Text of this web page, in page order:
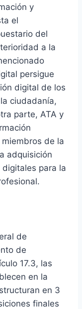
y
el
del
a la
persigue
digital de los
ciudadanía,
parte, ATA y
de la
adquisición
para la
de
de
17.3, las
en la
en 3
finales